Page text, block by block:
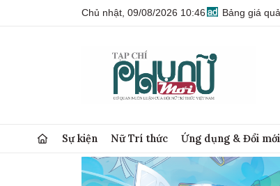
Chủ nhật, 09/08/2026 10:46 Bảng giá
Sự kiện Nữ Trí thức Ứng dụng & Đổi